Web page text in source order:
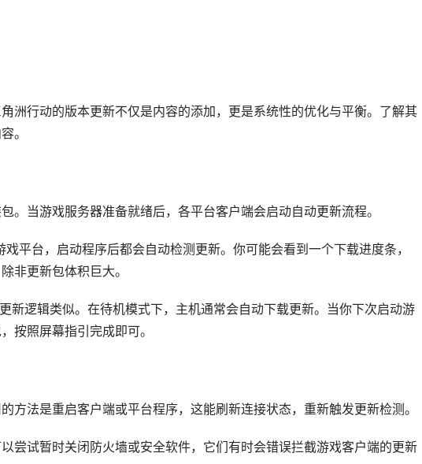
洲行动的版本更新不仅是内容的添加，更是系统性的优化与平衡。了解其
。
。当游戏服务器准备就绪后，各平台客户端会启动自动更新流程。
平台，启动程序后都会自动检测更新。你可能会看到一个下载进度条，
非更新包体积巨大。
新逻辑类似。在待机模式下，主机通常会自动下载更新。当你下次启动游
按照屏幕指引完成即可。
方法是重启客户端或平台程序，这能刷新连接状态，重新触发更新检测。
尝试暂时关闭防火墙或安全软件，它们有时会错误拦截游戏客户端的更新